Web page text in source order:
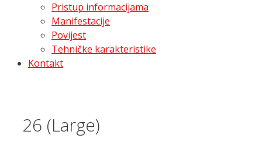
Pristup informacijama
Manifestacije
Povijest
Tehničke karakteristike
Kontakt
26 (Large)